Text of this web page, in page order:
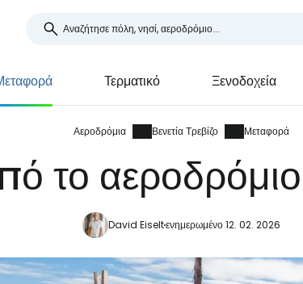
Τερματικό Ξενοδοχεία
Αεροδρόμια Βενετία Τρεβίζο Μεταφορά
το αεροδρόμιο
David Eiseltενημερωμένο 12. 02. 2026